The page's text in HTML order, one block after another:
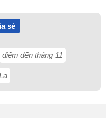
sẻ
điểm đến tháng 11